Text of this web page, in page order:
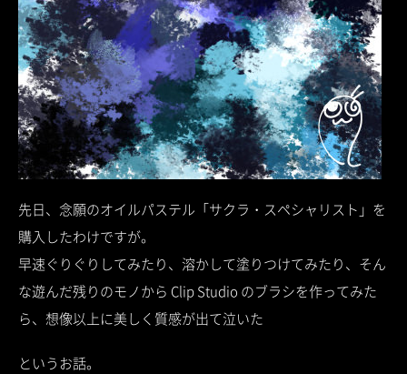
先日、念願のオイルパステル「サクラ・スペシャリスト」を
購入したわけですが。
早速ぐりぐりしてみたり、溶かして塗りつけてみたり、そん
な遊んだ残りのモノから Clip Studio のブラシを作ってみた
ら、想像以上に美しく質感が出て泣いた
というお話。